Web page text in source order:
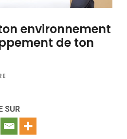
environnement
de ton
SUR